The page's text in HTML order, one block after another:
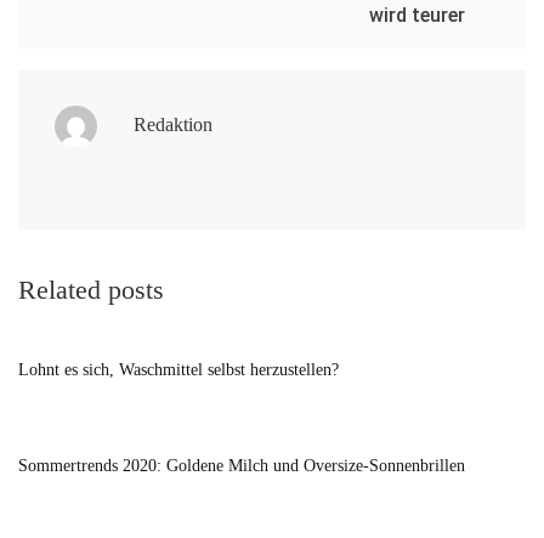
wird teurer
Redaktion
Related posts
Lohnt es sich, Waschmittel selbst herzustellen?
Sommertrends 2020: Goldene Milch und Oversize-Sonnenbrillen